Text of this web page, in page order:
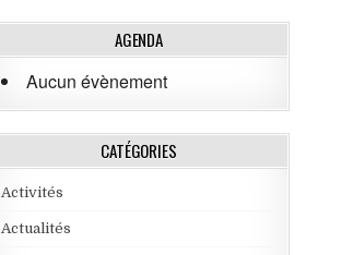
AGENDA
Aucun évènement
CATÉGORIES
Activités
Actualités